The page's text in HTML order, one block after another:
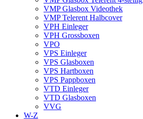
VMP Glasbox Videothek
VMP Telerent Halbcover
VPH Einleger
VPH Grossboxen
VPO
VPS Einleger
VPS Glasboxen
VPS Hartboxen
VPS Pappboxen
VTD Einleger
VTD Glasboxen
VVG
W-Z